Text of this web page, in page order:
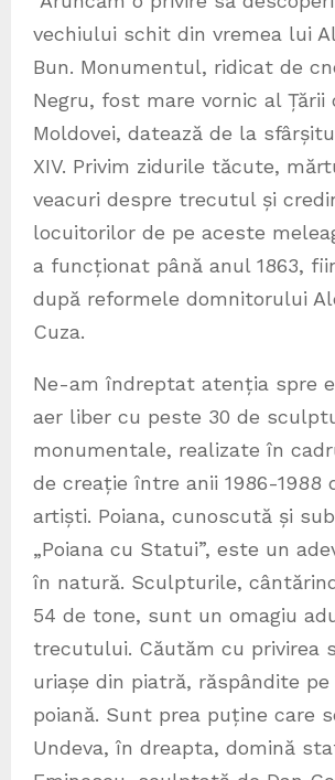
vechiului schit din vremea lui
Bun. Monumentul, ridicat de
Negru, fost mare vornic al Țării
Moldovei, datează de la
XIV. Privim zidurile tăcute,
veacuri despre trecutul și
locuitorilor de pe aceste
a funcționat până anul 1863,
după reformele domnitorului
Cuza.
Ne-am îndreptat atenția spre
aer liber cu peste 30 de
monumentale, realizate în
de creație între anii 1986-1988
artiști. Poiana, cunoscută și
„Poiana cu Statui”, este un
în natură. Sculpturile,
54 de tone, sunt un omagiu
trecutului. Căutăm cu privirea
uriașe din piatră, răspândite
poiană. Sunt prea puține care
Undeva, în dreapta, domină